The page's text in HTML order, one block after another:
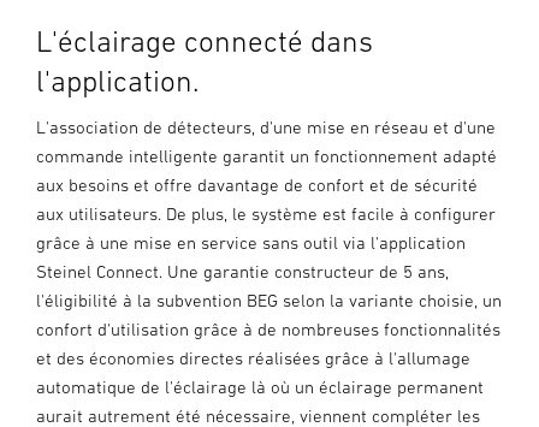
L'éclairage connecté dans
l'application.
L'association de détecteurs, d'une mise en réseau et d'une
commande intelligente garantit un fonctionnement adapté
aux besoins et offre davantage de confort et de sécurité
aux utilisateurs. De plus, le système est facile à configurer
grâce à une mise en service sans outil via l'application
Steinel Connect. Une garantie constructeur de 5 ans,
l'éligibilité à la subvention BEG selon la variante choisie, un
confort d'utilisation grâce à de nombreuses fonctionnalités
et des économies directes réalisées grâce à l'allumage
automatique de l'éclairage là où un éclairage permanent
aurait autrement été nécessaire, viennent compléter les